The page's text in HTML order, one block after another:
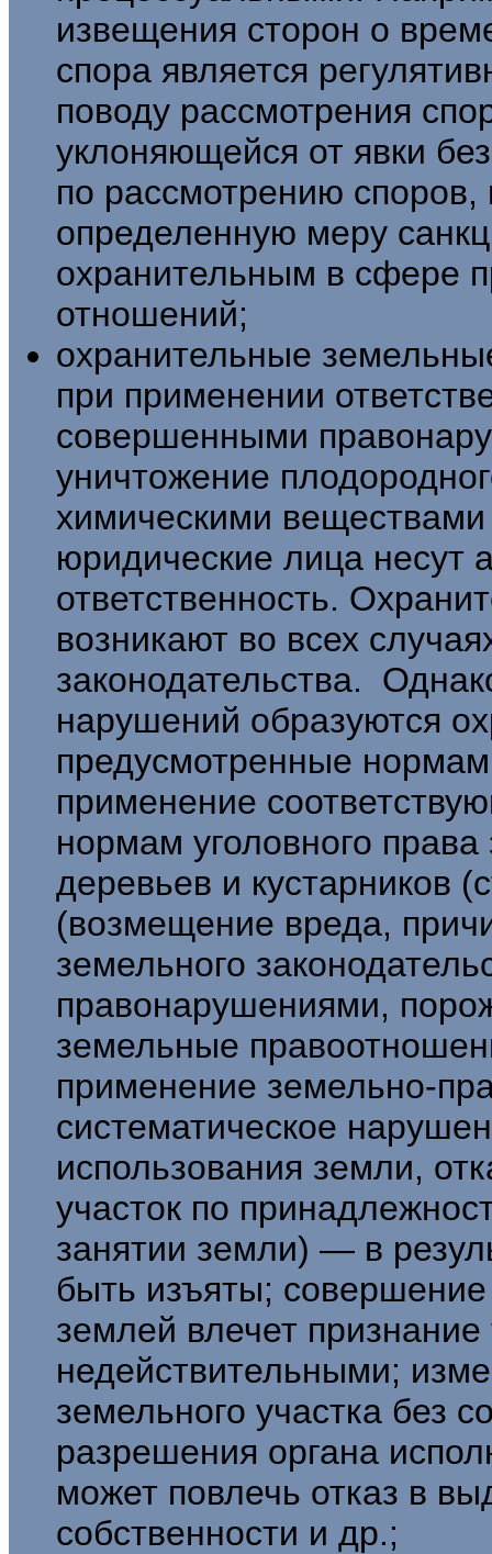
извещения сторон о
спора является
поводу рассмотрения
уклоняющейся от явки
по рас­смотрению споров,
определенную меру
охранительным в сфере
отношений;
охранительные
при при­менении
совершенными
уничтожение
химическими
юридические лица несут
ответственность.
возникают во всех
законодательства.
нару­шений образуются
предусмотренные
применение
нормам уголовного
деревьев и кустарников
(возме­щение вреда,
земельного
правонарушениями,
земельные
применение земельно-
систематическое
использования земли,
участок по
занятии зем­ли) — в
быть изъяты;
землей влечет признание
недействительными;
земельного уча­стка без
разрешения органа
может повлечь отказ в
собственности и др.;